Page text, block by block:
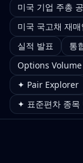
미국 기업 주총
미국 국고채 재매
실적 발표
통
Options Volume
✦ Pair Explorer
✦ 표준편차 종목